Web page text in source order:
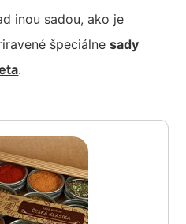
inou sadou, ako je
špeciálnesady
.